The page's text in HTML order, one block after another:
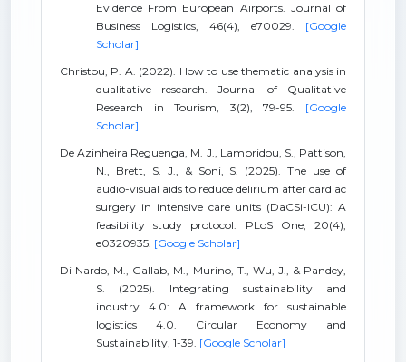
Evidence From European Airports. Journal of
Business Logistics, 46(4), e70029. [Google
Scholar]
Christou, P. A. (2022). How to use thematic analysis in
qualitative research. Journal of Qualitative
Research in Tourism, 3(2), 79-95. [Google
Scholar]
De Azinheira Reguenga, M. J., Lampridou, S., Pattison,
N., Brett, S. J., & Soni, S. (2025). The use of
audio-visual aids to reduce delirium after cardiac
surgery in intensive care units (DaCSi-ICU): A
feasibility study protocol. PLoS One, 20(4),
e0320935. [Google Scholar]
Di Nardo, M., Gallab, M., Murino, T., Wu, J., & Pandey,
S. (2025). Integrating sustainability and
industry 4.0: A framework for sustainable
logistics 4.0. Circular Economy and
Sustainability, 1-39. [Google Scholar]